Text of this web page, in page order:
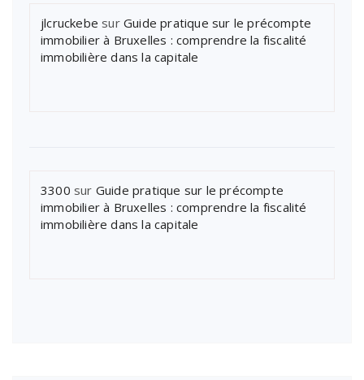
jlcruckebe sur Guide pratique sur le précompte
immobilier à Bruxelles : comprendre la fiscalité
immobilière dans la capitale
3300 sur Guide pratique sur le précompte
immobilier à Bruxelles : comprendre la fiscalité
immobilière dans la capitale